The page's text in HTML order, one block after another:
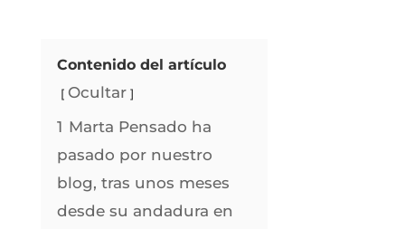
Contenido del artículo
Ocultar
1 Marta Pensado ha
pasado por nuestro
blog, tras unos meses
desde su andadura en